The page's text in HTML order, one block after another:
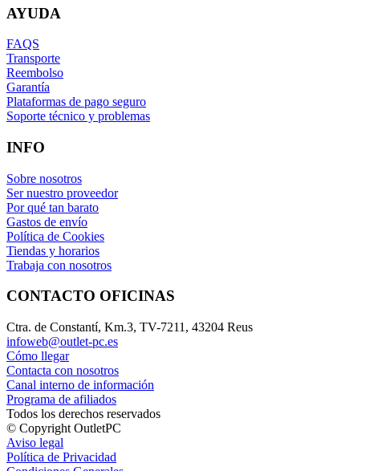
AYUDA
FAQS
Transporte
Reembolso
Garantía
Plataformas de pago seguro
Soporte técnico y problemas
INFO
Sobre nosotros
Ser nuestro proveedor
Por qué tan barato
Gastos de envío
Política de Cookies
Tiendas y horarios
Trabaja con nosotros
CONTACTO OFICINAS
Ctra. de Constantí, Km.3, TV-7211, 43204 Reus
infoweb@outlet-pc.es
Cómo llegar
Contacta con nosotros
Canal interno de información
Programa de afiliados
Todos los derechos reservados
© Copyright OutletPC
Aviso legal
Política de Privacidad